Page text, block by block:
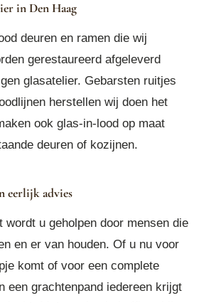
in Den Haag
deuren en ramen die wij
gerestaureerd afgeleverd
glasatelier. Gebarsten ruitjes
herstellen wij doen het
ook glas-in-lood op maat
deuren of kozijnen.
eerlijk advies
wordt u geholpen door mensen die
en er van houden. Of u nu voor
komt of voor een complete
een grachtenpand iedereen krijgt